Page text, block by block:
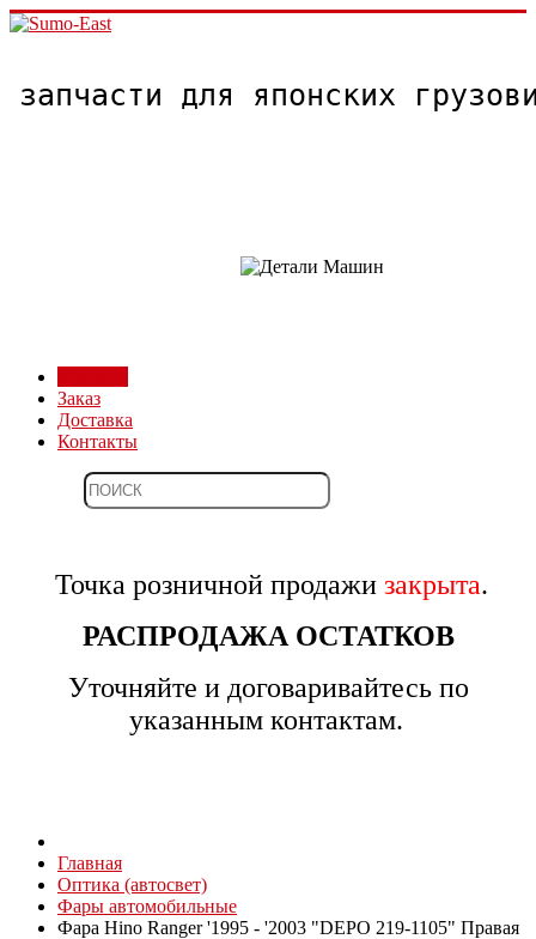
запчасти для японских
Заказ
Доставка
Контакты
Точка розничной продажи закрыта.
РАСПРОДАЖА ОСТАТКОВ
Уточняйте и договаривайтесь по
указанным контактам.
Главная
Оптика (автосвет)
Фары автомобильные
Фара Hino Ranger '1995 - '2003 "DEPO 219-1105" Правая